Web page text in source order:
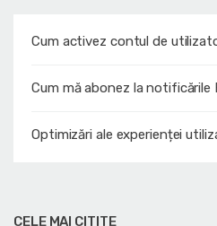
Cum activez contul de
Cum mă abonez la notificările
Optimizări ale experienței
CELE MAI CITITE